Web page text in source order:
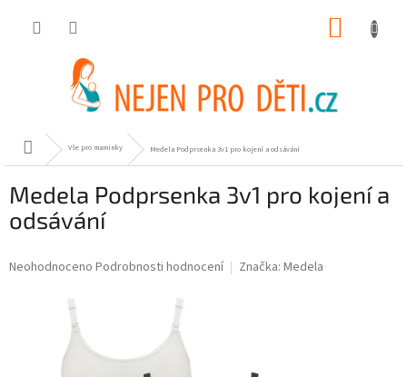
Domů Vše pro maminky Medela Podprsenka 3v1 pro kojení a odsávání
Medela Podprsenka 3v1 pro kojení a
odsávání
Průměrné
Neohodnoceno Podrobnosti hodnocení Značka: Medela